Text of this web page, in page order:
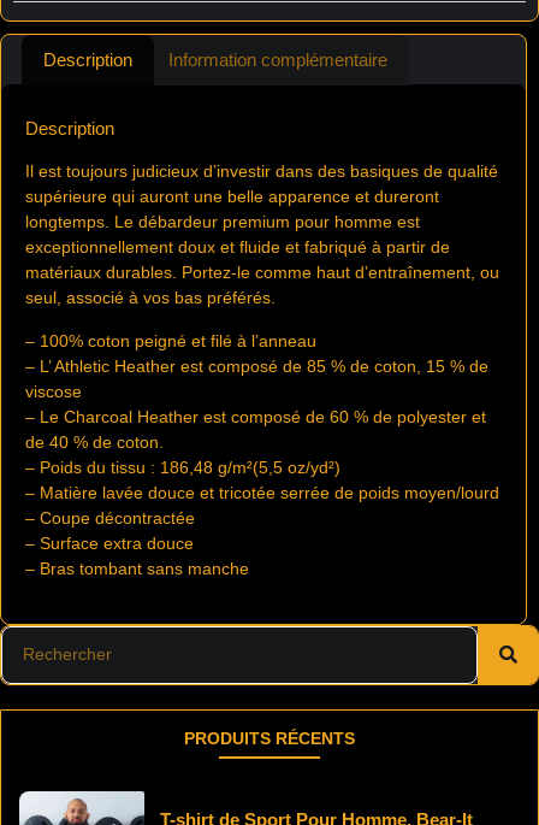
Description Information complémentaire
Description
Il est toujours judicieux d’investir dans des basiques de qualité
supérieure qui auront une belle apparence et dureront
longtemps. Le débardeur premium pour homme est
exceptionnellement doux et fluide et fabriqué à partir de
matériaux durables. Portez-le comme haut d’entraînement, ou
seul, associé à vos bas préférés.
– 100% coton peigné et filé à l’anneau
– L’ Athletic Heather est composé de 85 % de coton, 15 % de
viscose
– Le Charcoal Heather est composé de 60 % de polyester et
de 40 % de coton.
– Poids du tissu : 186,48 g/m²(5,5 oz/yd²)
– Matière lavée douce et tricotée serrée de poids moyen/lourd
– Coupe décontractée
– Surface extra douce
– Bras tombant sans manche
PRODUITS RÉCENTS
T-shirt de Sport Pour Homme, Bear-It